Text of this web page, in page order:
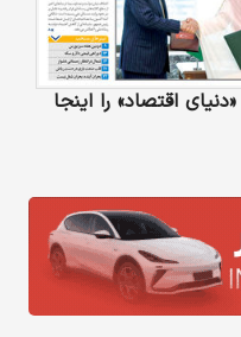
اقتصاد» را اینجا